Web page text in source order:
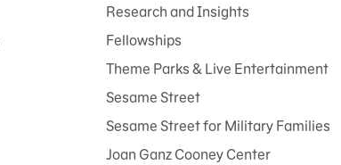
Research and Insights
Fellowships
Theme Parks & Live Entertainment
Sesame Street
Sesame Street for Military Families
Joan Ganz Cooney Center